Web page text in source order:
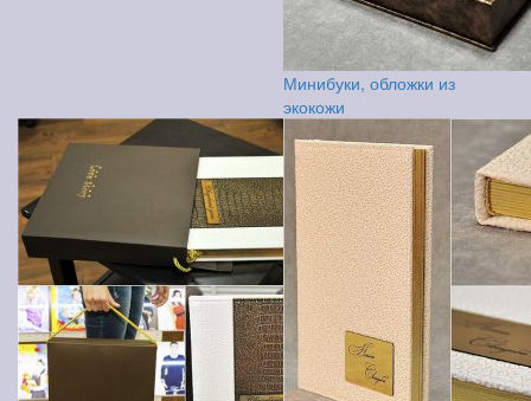
Минибуки, обложки из
экокожи